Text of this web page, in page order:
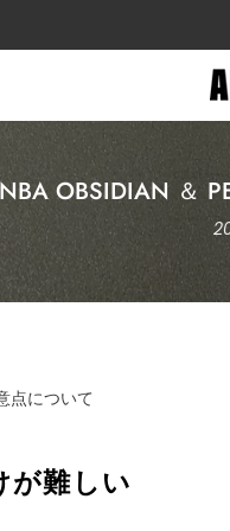
OBSIDIAN ＆
点について
が難しい